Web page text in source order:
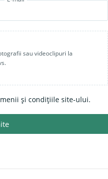
sau videoclipuri la
și condițiile site-ului.